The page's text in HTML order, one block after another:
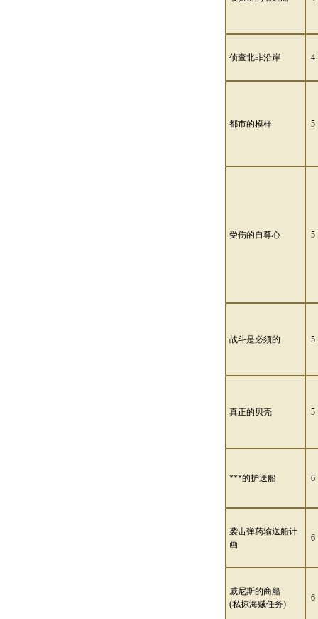
侦查北非沿岸 4
都市的模样 5
受伤的自尊心 5
战斗是必须的 5
真正的贝壳 5
***的护送船 6
袭击弹药输送船计
画
6
威尼斯的商船
(私掠海贼任务)
6